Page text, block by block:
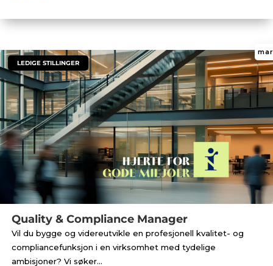
Quality & Compliance Manager
LEDIGE STILLINGER
Vil du bygge og videreutvikle en profesjonell kvalitet- og
compliancefunksjon i en virksomhet med tydelige
ambisjoner? Vi søker...